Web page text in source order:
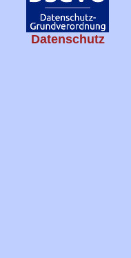
Datenschutz